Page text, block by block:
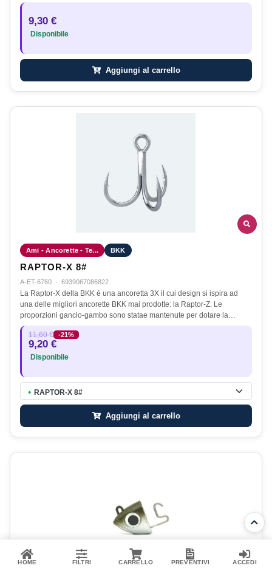
9,30 €
Disponibile
Aggiungi al carrello
Ami - Ancorette - Te... BKK
RAPTOR-X 8#
A-ET-6760 · 6939067086822
La Raptor-X della BKK è una ancoretta 3X il cui design si ispira ad
una delle migliori ancorette BKK mai prodotte: la Raptor-Z. Le
proporzioni gancio-gambo sono statae mantenute per dotare la…
11,60 € -21%
9,20 €
Disponibile
● RAPTOR-X 8#
Aggiungi al carrello
HOME FILTRI CARRELLO PREVENTIVI ACCEDI